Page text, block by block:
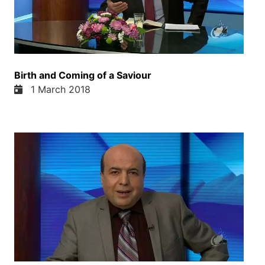
دوست ما در فیسبوک نوشته بودند که فیلن انا در ترکیه
استند زندانی استند و شما شاید خبر داشته باشین که
دولت ترکیه تصمیم گرفته که یک تعداد از مهاجیینه پس
دوباره به افغانستان را
سلام برادر عزیز ما ما را دولت ترکیه گرفته داخل کم
هستیم دعا کنید ما از اینجا آزاد شویم واقعا دعای ما ای
که خود را از افغانستان به ایران رساندن او از ایران از
سرحدات بسیار بده کرلحظه مرگ انها را تهدید می کرده
به ترکیه رفتن و امروز هم پس به ایساب دمو شاید پس
به افغانستان انها را روان کنه دولت ترکیه خب دوستای
عزیز دعای ما ای از که خداوند شما را قدرت بده شما را
برکت بده و آزاد شوید از قید زندان در ترکیه دوستای
عزیز بیاین برای ایک سرود را با هم ببینم بشنویم دوباره
برمی گردیم بشنویم دوباره برمی گردیم یا زیب و خست
دل پیروت جوان و خودتون همزنان و دختران از دور و
Birth and Coming of a Saviour
1 March 2018